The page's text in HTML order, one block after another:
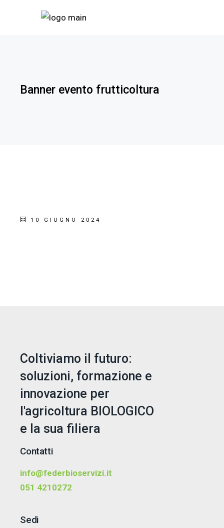
Banner evento frutticoltura
10 GIUGNO 2024
Coltiviamo il futuro:
soluzioni, formazione e
innovazione per
l'agricoltura BIOLOGICO
e la sua filiera
Contatti
info@federbioservizi.it
051 4210272
Sedi